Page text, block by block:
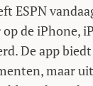
ESPN
op de iPhone,
De app
maar